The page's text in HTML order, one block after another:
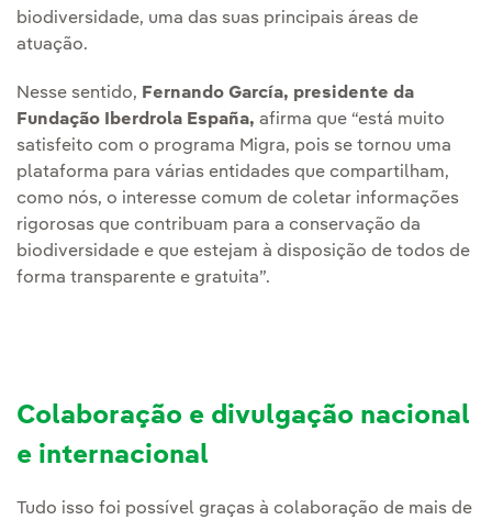
biodiversidade, uma das suas principais áreas de
atuação.
Nesse sentido, Fernando García, presidente da
Fundação Iberdrola España, afirma que “está muito
satisfeito com o programa Migra, pois se tornou uma
plataforma para várias entidades que compartilham,
como nós, o interesse comum de coletar informações
rigorosas que contribuam para a conservação da
biodiversidade e que estejam à disposição de todos de
forma transparente e gratuita”.
Colaboração e divulgação nacional
e internacional
Tudo isso foi possível graças à colaboração de mais de